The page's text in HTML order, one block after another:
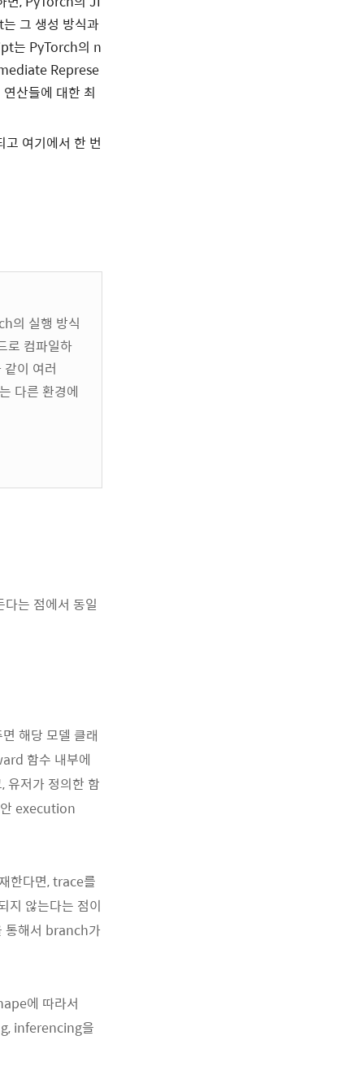
그 생성 방식과
는 PyTorch의 n
Represe
산들에 대한 최
여기에서 한 번
의 실행 방식
로 컴파일하
이 여러
다른 환경에
는 점에서 동일
해당 모델 클래
함수 내부에
저가 정의한 함
execution
한다면, trace를
않는다는 점이
해서 branch가
에 따라서
inferencing을